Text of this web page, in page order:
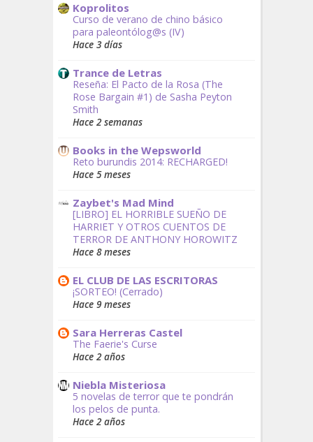
Koprolitos
Curso de verano de chino básico
para paleontólog@s (IV)
Hace 3 días
Trance de Letras
Reseña: El Pacto de la Rosa (The
Rose Bargain #1) de Sasha Peyton
Smith
Hace 2 semanas
Books in the Wepsworld
Reto burundis 2014: RECHARGED!
Hace 5 meses
Zaybet's Mad Mind
[LIBRO] EL HORRIBLE SUEÑO DE
HARRIET Y OTROS CUENTOS DE
TERROR DE ANTHONY HOROWITZ
Hace 8 meses
EL CLUB DE LAS ESCRITORAS
¡SORTEO! (Cerrado)
Hace 9 meses
Sara Herreras Castel
The Faerie's Curse
Hace 2 años
Niebla Misteriosa
5 novelas de terror que te pondrán
los pelos de punta.
Hace 2 años